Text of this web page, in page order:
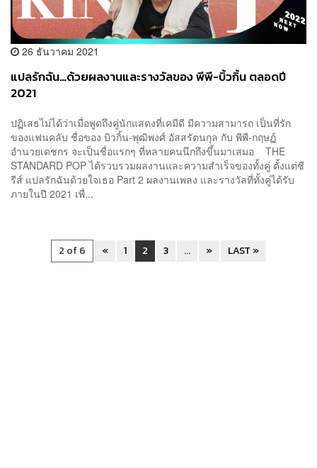
26 ธันวาคม 2021
แปลรักฉัน…ด้วยผลงานและรางวัลของ พีพี-บิ้วกิ้น ตลอดปี
2021
ปฏิเสธไม่ได้ว่าเมื่อพูดถึงคู่นักแสดงที่เคมีดี มีความสามารถ เป็นที่รัก
ของแฟนคลับ ชื่อของ บิวกิ้น-พุฒิพงศ์ อัสสรัตนกุล กับ พีพี-กฤษฏ์
อำนวยเดชกร จะเป็นชื่อแรกๆ ที่หลายคนนึกถึงขึ้นมาเสมอ THE
STANDARD POP ได้รวบรวมผลงานและความสำเร็จของทั้งคู่ ตั้งแต่ซี
รีส์ แปลรักฉันด้วยใจเธอ Part 2 ผลงานเพลง และรางวัลที่ทั้งคู่ได้รับ
ภายในปี 2021 เพื่...
2 of 6 « 1 2 3 ... » LAST »